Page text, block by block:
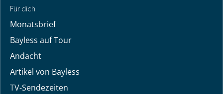
Für dich
Monatsbrief
Bayless auf Tour
Andacht
Artikel von Bayless
TV-Sendezeiten